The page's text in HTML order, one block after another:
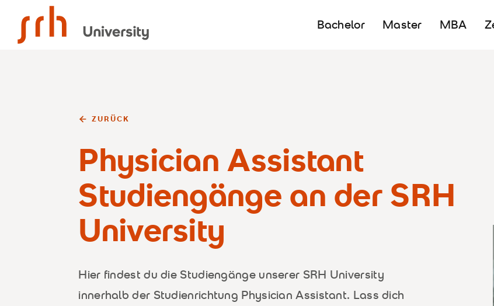
Bachelor Master MBA
ZURÜCK
Physician Assistant
Studiengänge an der SRH
University
Hier findest du die Studiengänge unserer SRH University
innerhalb der Studienrichtung Physician Assistant. Lass dich